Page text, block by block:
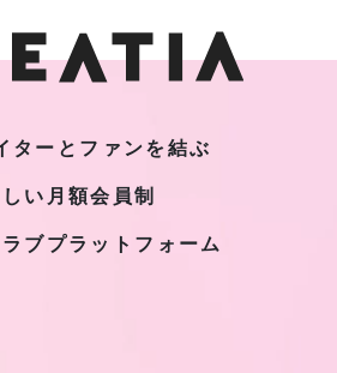
ターとファンを結ぶ
い月額会員制
ブプラットフォーム